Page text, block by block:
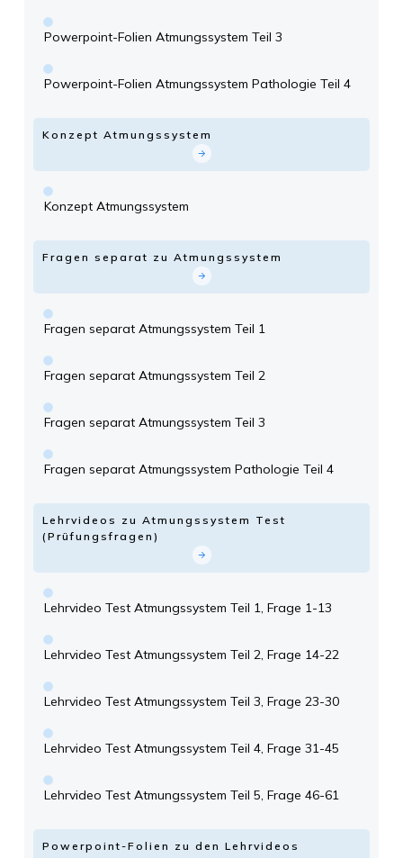
Powerpoint-Folien Atmungssystem Teil 3
Powerpoint-Folien Atmungssystem Pathologie Teil 4
Konzept Atmungssystem
Konzept Atmungssystem
Fragen separat zu Atmungssystem
Fragen separat Atmungssystem Teil 1
Fragen separat Atmungssystem Teil 2
Fragen separat Atmungssystem Teil 3
Fragen separat Atmungssystem Pathologie Teil 4
Lehrvideos zu Atmungssystem Test
(Prüfungsfragen)
Lehrvideo Test Atmungssystem Teil 1, Frage 1-13
Lehrvideo Test Atmungssystem Teil 2, Frage 14-22
Lehrvideo Test Atmungssystem Teil 3, Frage 23-30
Lehrvideo Test Atmungssystem Teil 4, Frage 31-45
Lehrvideo Test Atmungssystem Teil 5, Frage 46-61
Powerpoint-Folien zu den Lehrvideos